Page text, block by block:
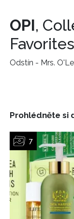
OPI,
Favorites
Odstín - Mrs.
Prohlédněte si